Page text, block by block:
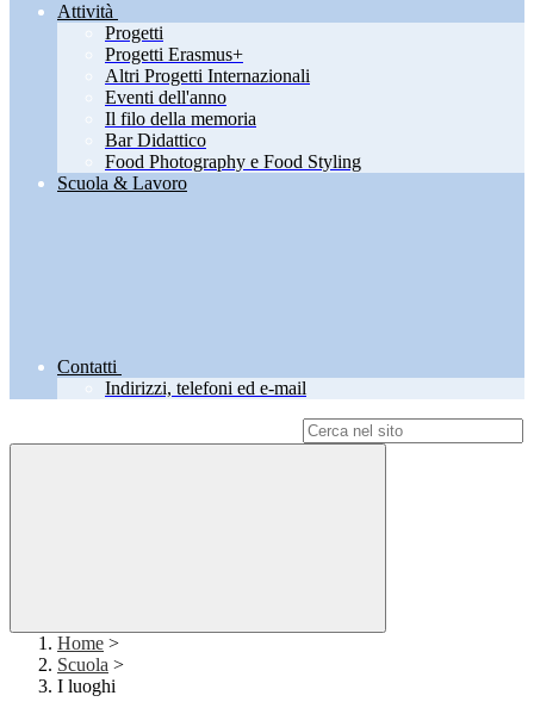
Attività
Progetti
Progetti Erasmus+
Altri Progetti Internazionali
Eventi dell'anno
Il filo della memoria
Bar Didattico
Food Photography e Food Styling
Scuola & Lavoro
Contatti
Indirizzi, telefoni ed e-mail
Home >
Scuola >
I luoghi